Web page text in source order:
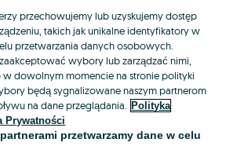
przez konto Apple
przez konto Google
LUB
przechowujemy lub uzyskujemy dostęp
takich jak unikalne identyfikatory w
przetwarzania danych osobowych.
wybory lub zarządzać nimi,
w dowolnym momencie na stronie polityki
będą sygnalizowane naszym partnerom
na dane przeglądania.
Polityka
Prywatności
przetwarzamy dane w celu